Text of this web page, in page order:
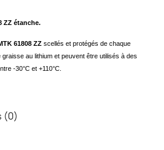
ZZ étanche.
61808 ZZ scellés et protégés de chaque
au lithium et peuvent être utilisés à des
-30°C et +110°C.
(0)